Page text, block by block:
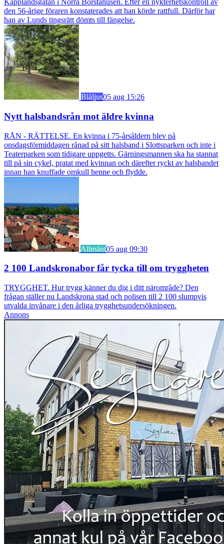
Kapplandsgatan i Norra Borstahusen. Efter en nykterhetskontroll av
den 56-årige föraren konstaterades att han körde rattfull. Därför har
han av Lunds tingsrätt dömts till fängelse.
Blåljus05 aug 15:26
Nytt halsbandsrån mot äldre kvinna
RÅN - RÄTTELSE. En kvinna i 75-årsåldern blev på
onsdagsförmiddagen rånad på sitt halsband i Slottsparken och inte i
Teaterparken som tidigare uppgetts. Gärningsmannen ska ha stannat
till på sin cykel, pratat med kvinnan och därefter ryckt av halsbandet
innan han knuffade omkull henne och flydde.
Allmänt05 aug 09:30
2 100 Landskronabor får tycka till om tryggheten
TRYGGHET. Hur trygg känner du dig i ditt närområde? Den
frågan ställer nu Landskrona stad och polisen till 2 100 slumpvis
utvalda invånare i den årliga trygghetsundersökningen.
Annons